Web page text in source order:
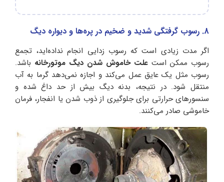
8. رسوب‌ گرفتگی شدید و ضخیم در پره‌ها و دیواره دیگ
اگر مدت زیادی است که رسوب‌ زدایی انجام نداده‌اید، تجمع
رسوب ممکن است علت خاموش شدن دیگ موتورخانه باشد.
رسوب مثل یک عایق عمل می‌کند و اجازه نمی‌دهد گرما به آب
منتقل شود. در نتیجه، بدنه دیگ بیش از حد داغ شده و
سنسورهای حرارتی برای جلوگیری از ذوب شدن یا انفجار، فرمان
خاموشی صادر می‌کنند.